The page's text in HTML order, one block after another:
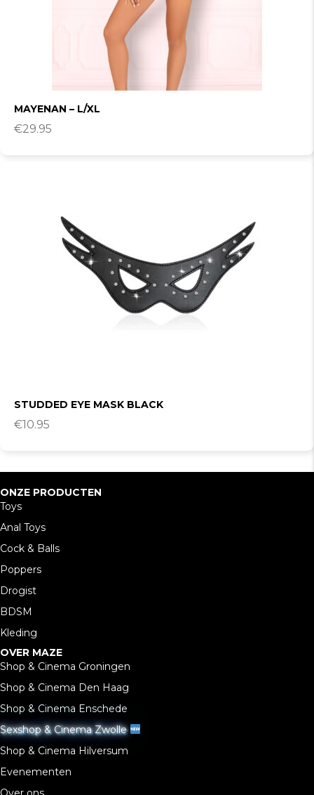
MAYENAN – L/XL
€29.95
STUDDED EYE MASK BLACK
€10.95
ONZE PRODUCTEN
Toys
Anal Toys
Cock & Balls
Poppers
Drogist
BDSM
Kleding
OVER MAZE
Shop & Cinema Groningen
Shop & Cinema Den Haag
Shop & Cinema Enschede
Sexshop & Cinema Zwolle
Shop & Cinema Hilversum
Evenementen